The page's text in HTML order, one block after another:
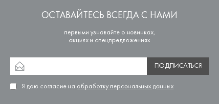
ОСТАВАЙТЕСЬ ВСЕГДА С НАМИ
первыми узнавайте о новинках,
акциях и спецпредложениях
ПОДПИСАТЬСЯ
Я даю согласие на обработку персональных данных